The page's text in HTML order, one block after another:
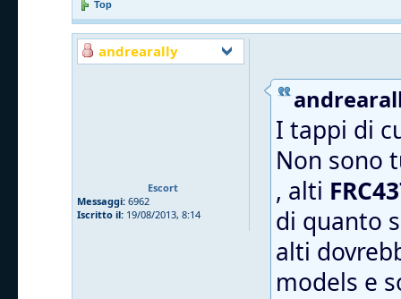
Top
andrearally
Escort
Messaggi: 6962
Iscritto il: 19/08/2013, 8:14
I tappi di
Non sono
, alti
di quanto
alti
models e